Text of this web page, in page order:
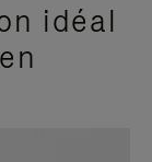
idéal